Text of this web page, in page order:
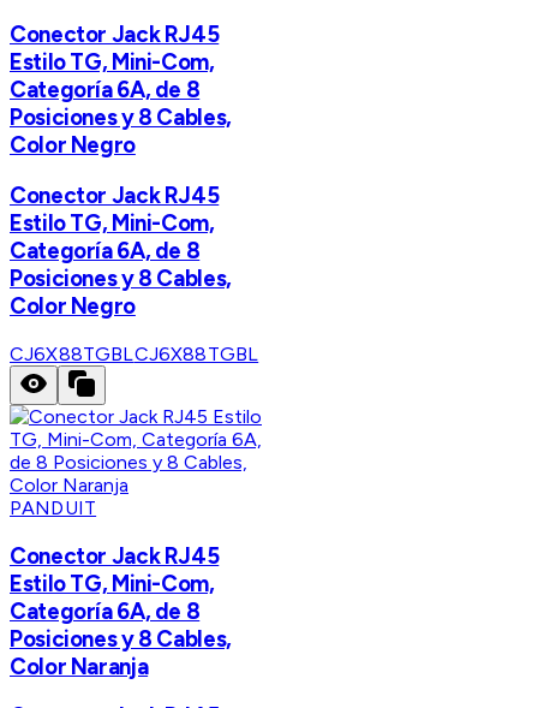
Conector Jack RJ45
Estilo TG, Mini-Com,
Categoría 6A, de 8
Posiciones y 8 Cables,
Color Negro
Conector Jack RJ45
Estilo TG, Mini-Com,
Categoría 6A, de 8
Posiciones y 8 Cables,
Color Negro
CJ6X88TGBLCJ6X88TGBL
PANDUIT
Conector Jack RJ45
Estilo TG, Mini-Com,
Categoría 6A, de 8
Posiciones y 8 Cables,
Color Naranja